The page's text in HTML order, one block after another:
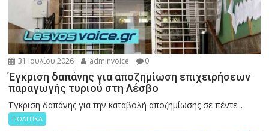
31 Ιουλίου 2026 adminvoice 0
Έγκριση δαπάνης για αποζημίωση επιχειρήσεων
παραγωγής τυριού στη Λέσβο
Έγκριση δαπάνης για την καταβολή αποζημίωσης σε πέντε...
ΠΟΛΙΤΙΚΑ